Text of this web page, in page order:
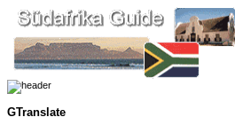
GTranslate